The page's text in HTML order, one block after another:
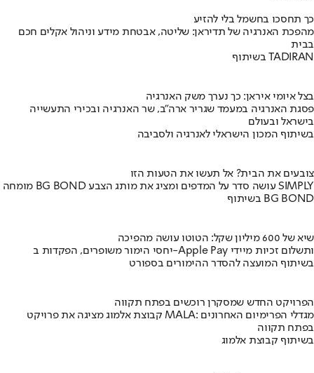
כך תחסכו בחשמל בלי להזיע
מהפכת האנרגיה של תדיראן: שליטה, אבטחת מידע וניהול אקלים חכם
בבית
בשיתוף TADIRAN
בצל איומי איראן: כך נערך משק האנרגיה
פסגת האנרגיה במעמד שגריר ארה"ב, שר האנרגיה ובכירי התעשייה
בישראל ובעולם
בשיתוף המכון הישראלי לאנרגיה ולסביבה
צובעים את הבית? אל תעשו את הטעות הזו
מומחה BG BOND עושה סדר על המדפים ומציג את מותג הצבע SIMPLY
בשיתוף BG BOND
שיא של 600 מיליון שקל: הטוטו עושה מהפיכה
יחסי הימור משופרים, הפקדות ב-Apple Pay ותשלום זכיות מיידי
בשיתוף המועצה להסדר ההימורים בספורט
הפרויקט החדש שמסקרן רוכשים בפתח תקווה
קבוצת אלמוג מציגה את פרויקט MALA: מגדלי הפרימיום האחרונים
בפתח תקווה
בשיתוף קבוצת אלמוג